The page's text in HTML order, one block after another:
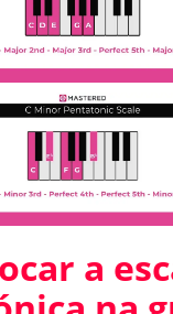
a